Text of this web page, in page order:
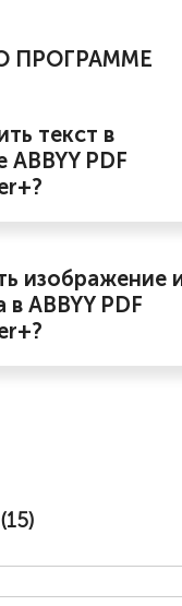
ПРОГРАММЕ
текст в
PDF
изображение
ABBYY PDF
15)